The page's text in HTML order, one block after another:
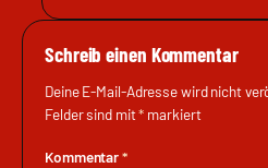
Schreib einen Kommentar
Deine E-Mail-Adresse wird nicht
Felder sind mit* markiert
Kommentar*